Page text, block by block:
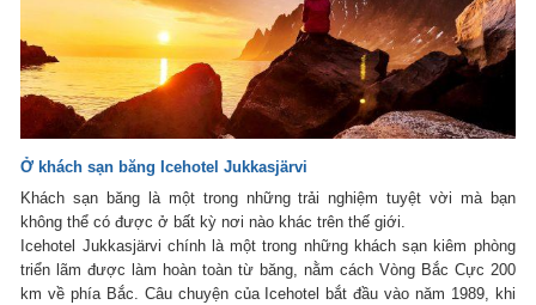
Ở khách sạn băng Icehotel Jukkasjärvi
Khách sạn băng là một trong những trải nghiệm tuyệt vời mà bạn
không thể có được ở bất kỳ nơi nào khác trên thế giới.
Icehotel Jukkasjärvi chính là một trong những khách sạn kiêm phòng
triển lãm được làm hoàn toàn từ băng, nằm cách Vòng Bắc Cực 200
km về phía Bắc. Câu chuyện của Icehotel bắt đầu vào năm 1989, khi